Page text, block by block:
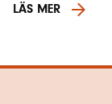
LÄS MER